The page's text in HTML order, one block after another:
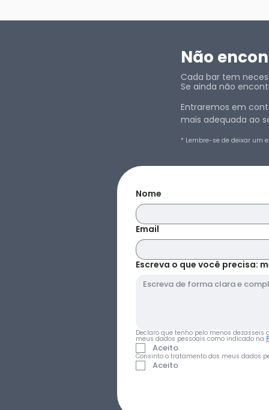
Não
Cada bar tem
Se ainda não
Entraremos em
mais adequada ao
* Lembre-se de deixar um
Nome
Email
Escreva o que você precisa:
Declaro que tenho pelo menos
meus dados pessoais como indicado na
Aceito
Consinto o tratamento dos meus dados
Aceito